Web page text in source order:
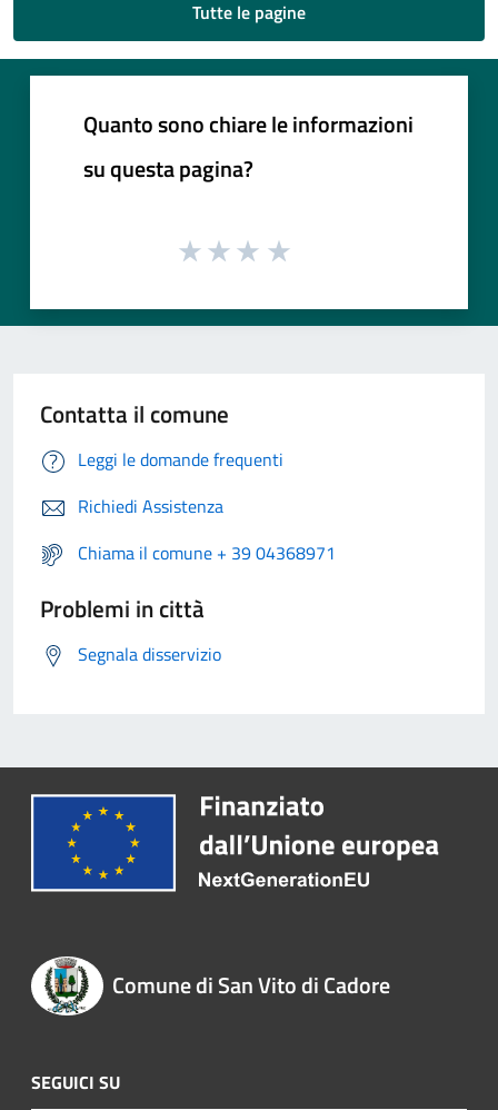
Tutte le pagine
Quanto sono chiare le informazioni
su questa pagina?
Contatta il comune
Leggi le domande frequenti
Richiedi Assistenza
Chiama il comune + 39 04368971
Problemi in città
Segnala disservizio
Comune di San Vito di Cadore
SEGUICI SU